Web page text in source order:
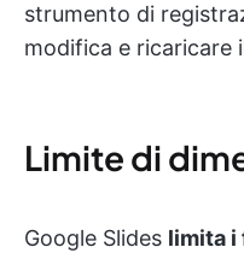
strumento di
modifica e ricaricare
Limite di
Google Slides limita i